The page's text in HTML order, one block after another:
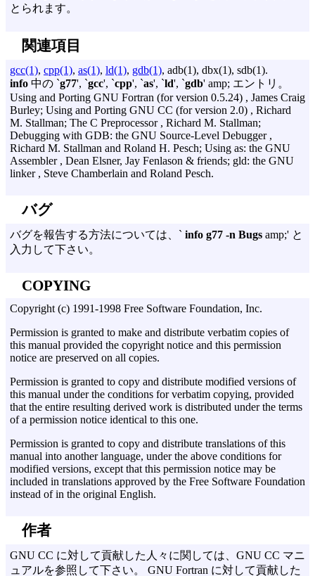
とられます。
関連項目
gcc(1), cpp(1), as(1), ld(1), gdb(1), adb(1), dbx(1), sdb(1).
info 中の `g77', `gcc', `cpp', `as', `ld', `gdb' amp; エントリ。
Using and Porting GNU Fortran (for version 0.5.24) , James Craig
Burley; Using and Porting GNU CC (for version 2.0) , Richard
M. Stallman; The C Preprocessor , Richard M. Stallman;
Debugging with GDB: the GNU Source-Level Debugger ,
Richard M. Stallman and Roland H. Pesch; Using as: the GNU
Assembler , Dean Elsner, Jay Fenlason & friends; gld: the GNU
linker , Steve Chamberlain and Roland Pesch.
バグ
バグを報告する方法については、` info g77 -n Bugs amp;' と
入力して下さい。
COPYING
Copyright (c) 1991-1998 Free Software Foundation, Inc.
Permission is granted to make and distribute verbatim copies of
this manual provided the copyright notice and this permission
notice are preserved on all copies.
Permission is granted to copy and distribute modified versions of
this manual under the conditions for verbatim copying, provided
that the entire resulting derived work is distributed under the terms
of a permission notice identical to this one.
Permission is granted to copy and distribute translations of this
manual into another language, under the above conditions for
modified versions, except that this permission notice may be
included in translations approved by the Free Software Foundation
instead of in the original English.
作者
GNU CC に対して貢献した人々に関しては、GNU CC マニ
ュアルを参照して下さい。 GNU Fortran に対して貢献した